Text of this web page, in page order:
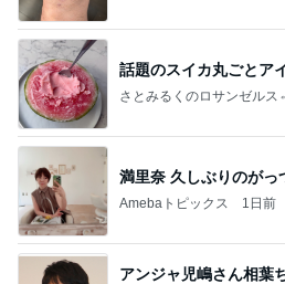
話題のスイカ丸ごとア
さとみるくのロサンゼル
満里奈 久しぶりのがっ
Amebaトピックス 1日前
アンジャ児嶋さん相葉